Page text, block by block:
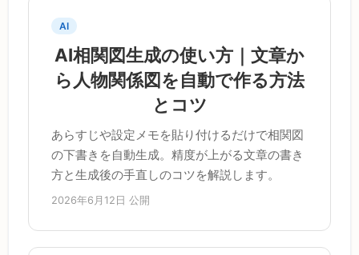
AI
AI相関図生成の使い方｜文章か
ら人物関係図を自動で作る方法
とコツ
あらすじや設定メモを貼り付けるだけで相関図
の下書きを自動生成。精度が上がる文章の書き
方と生成後の手直しのコツを解説します。
2026年6月12日 公開